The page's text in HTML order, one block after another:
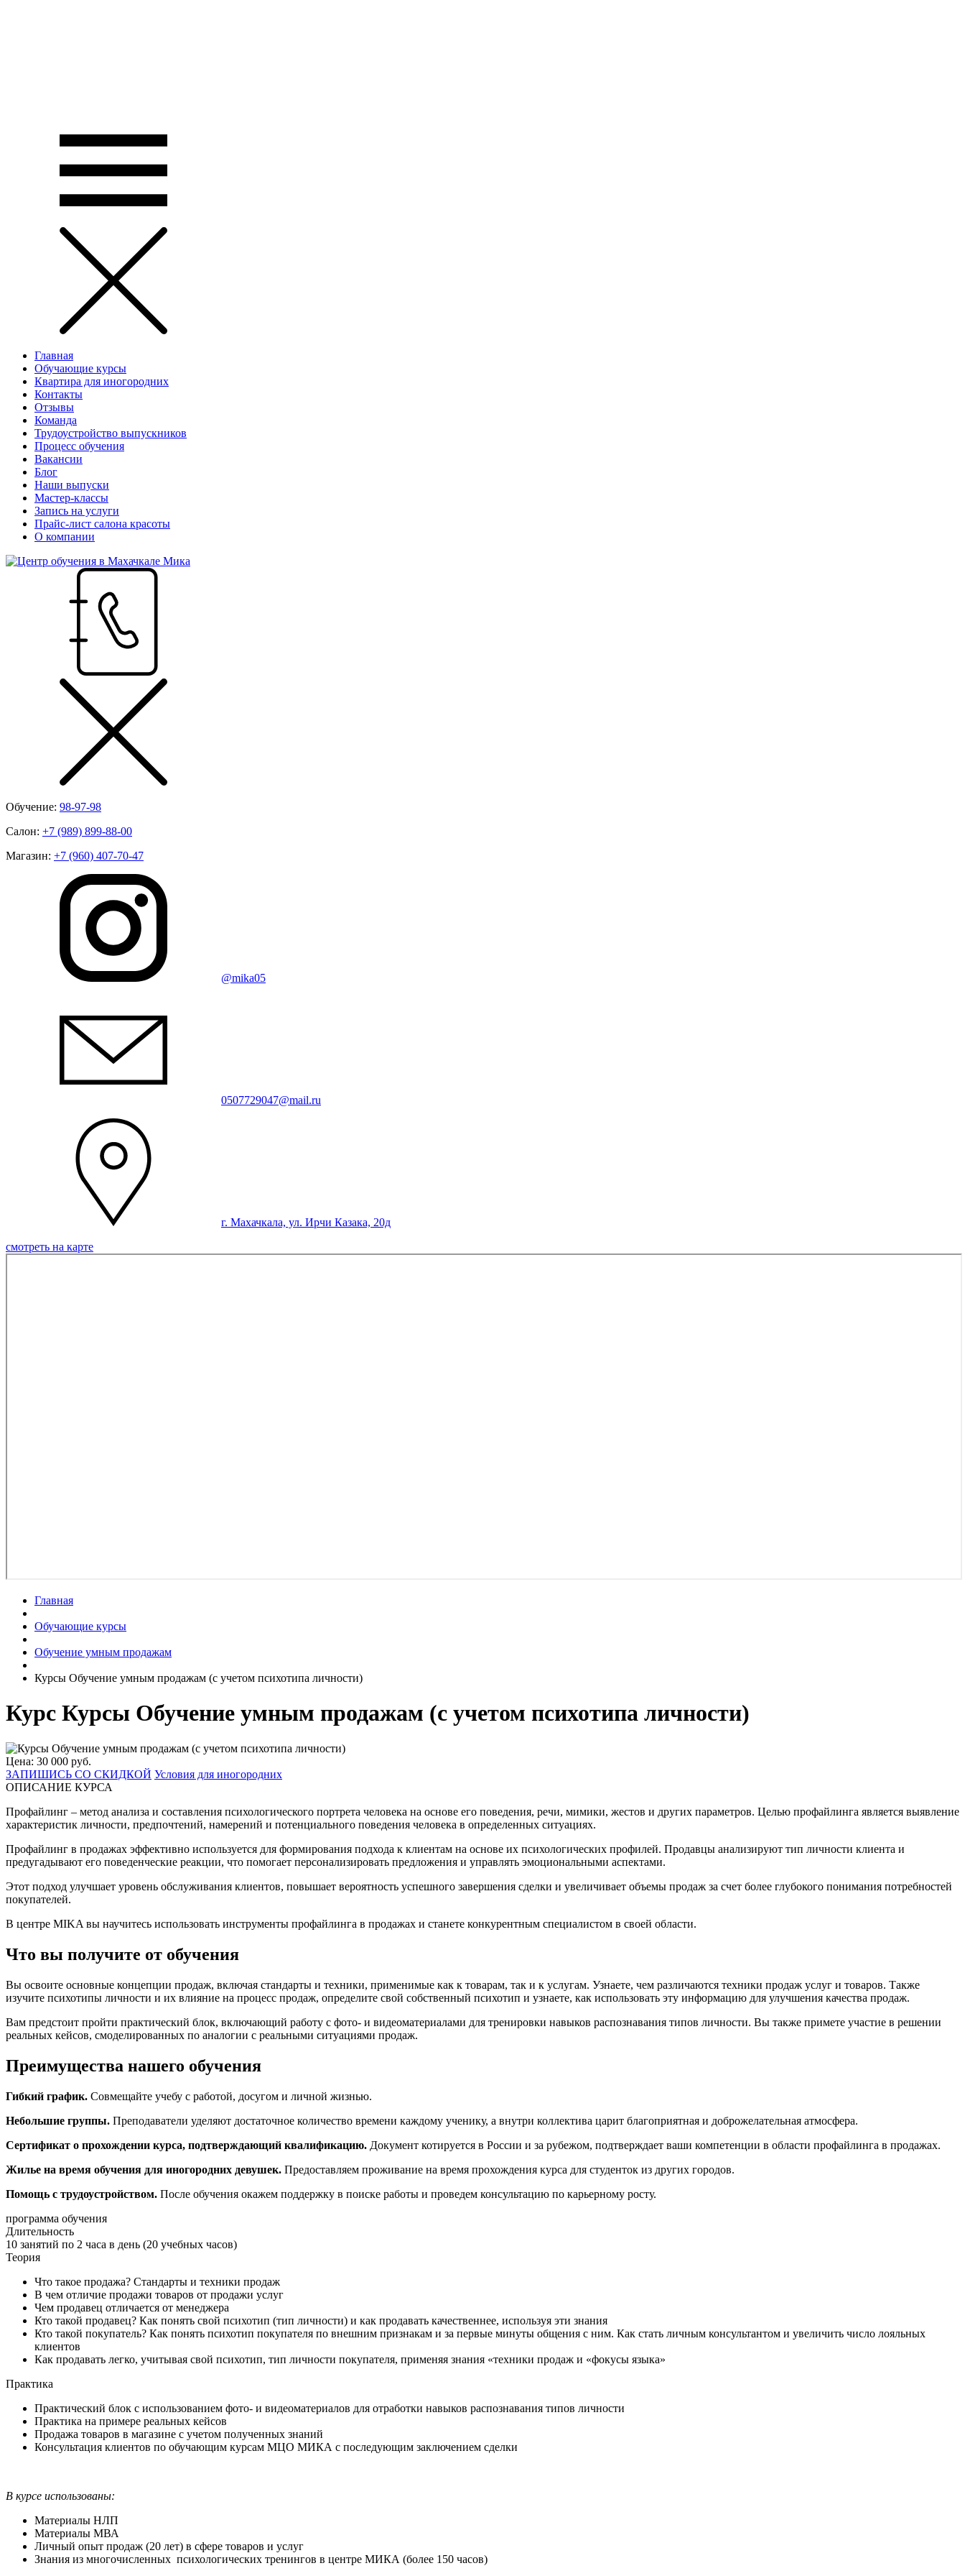
Главная
Обучающие курсы
Квартира для иногородних
Контакты
Отзывы
Команда
Трудоустройство выпускников
Процесс обучения
Вакансии
Блог
Наши выпуски
Мастер-классы
Запись на услуги
Прайс-лист салона красоты
О компании
Обучение: 98-97-98
Салон: +7 (989) 899-88-00
Магазин: +7 (960) 407-70-47
@mika05
0507729047@mail.ru
г. Махачкала, ул. Ирчи Казака, 20д
смотреть на карте
Главная
Обучающие курсы
Обучение умным продажам
Курсы Обучение умным продажам (с учетом психотипа личности)
Курс Курсы Обучение умным продажам (с учетом психотипа личности)
Цена: 30 000 руб.
ЗАПИШИСЬ СО СКИДКОЙ Условия для иногородних
ОПИСАНИЕ КУРСА
Профайлинг – метод анализа и составления психологического портрета человека на основе его поведения, речи, мимики, жестов и других параметров. Целью профайлинга является выявление
характеристик личности, предпочтений, намерений и потенциального поведения человека в определенных ситуациях.
Профайлинг в продажах эффективно используется для формирования подхода к клиентам на основе их психологических профилей. Продавцы анализируют тип личности клиента и
предугадывают его поведенческие реакции, что помогает персонализировать предложения и управлять эмоциональными аспектами.
Этот подход улучшает уровень обслуживания клиентов, повышает вероятность успешного завершения сделки и увеличивает объемы продаж за счет более глубокого понимания потребностей
покупателей.
В центре MIKA вы научитесь использовать инструменты профайлинга в продажах и станете конкурентным специалистом в своей области.
Что вы получите от обучения
Вы освоите основные концепции продаж, включая стандарты и техники, применимые как к товарам, так и к услугам. Узнаете, чем различаются техники продаж услуг и товаров. Также
изучите психотипы личности и их влияние на процесс продаж, определите свой собственный психотип и узнаете, как использовать эту информацию для улучшения качества продаж.
Вам предстоит пройти практический блок, включающий работу с фото- и видеоматериалами для тренировки навыков распознавания типов личности. Вы также примете участие в решении
реальных кейсов, смоделированных по аналогии с реальными ситуациями продаж.
Преимущества нашего обучения
Гибкий график. Совмещайте учебу с работой, досугом и личной жизнью.
Небольшие группы. Преподаватели уделяют достаточное количество времени каждому ученику, а внутри коллектива царит благоприятная и доброжелательная атмосфера.
Сертификат о прохождении курса, подтверждающий квалификацию. Документ котируется в России и за рубежом, подтверждает ваши компетенции в области профайлинга в продажах.
Жилье на время обучения для иногородних девушек. Предоставляем проживание на время прохождения курса для студенток из других городов.
Помощь с трудоустройством. После обучения окажем поддержку в поиске работы и проведем консультацию по карьерному росту.
программа обучения
Длительность
10 занятий по 2 часа в день (20 учебных часов)
Теория
Что такое продажа? Стандарты и техники продаж
В чем отличие продажи товаров от продажи услуг
Чем продавец отличается от менеджера
Кто такой продавец? Как понять свой психотип (тип личности) и как продавать качественнее, используя эти знания
Кто такой покупатель? Как понять психотип покупателя по внешним признакам и за первые минуты общения с ним. Как стать личным консультантом и увеличить число лояльных
клиентов
Как продавать легко, учитывая свой психотип, тип личности покупателя, применяя знания «техники продаж и «фокусы языка»
Практика
Практический блок с использованием фото- и видеоматериалов для отработки навыков распознавания типов личности
Практика на примере реальных кейсов
Продажа товаров в магазине с учетом полученных знаний
Консультация клиентов по обучающим курсам МЦО МИКА с последующим заключением сделки
В курсе использованы:
Материалы НЛП
Материалы МВА
Личный опыт продаж (20 лет) в сфере товаров и услуг
Знания из многочисленных психологических тренингов в центре МИКА (более 150 часов)